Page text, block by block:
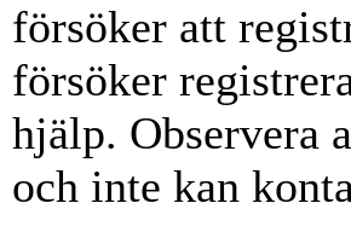
försöker att
försöker
hjälp. Observera
och inte kan